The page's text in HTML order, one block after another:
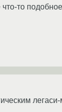
то